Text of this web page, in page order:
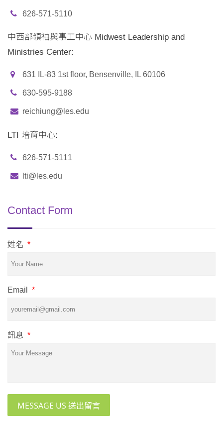
626-571-5110
中西部領袖與事工中心 Midwest Leadership and
Ministries Center:
631 IL-83 1st floor, Bensenville, IL 60106
630-595-9188
reichiung@les.edu
LTI 培育中心:
626-571-5111
lti@les.edu
Contact Form
姓名 *
Email *
訊息 *
MESSAGE US 送出留言